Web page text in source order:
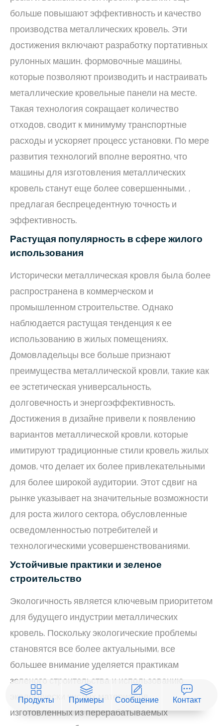
больше повышают эффективность и качество
производства металлических кровель. Эти
достижения включают разработку портативных
рулонных машин. формовочные машины,
которые позволяют производить и настраивать
металлические кровельные панели на месте.
Такая технология сокращает количество
отходов, сводит к минимуму транспортные
расходы и ускоряет процесс установки. По мере
развития технологий вполне вероятно, что
машины для изготовления металлических
кровель станут еще более совершенными. ,
предлагая беспрецедентную точность и
эффективность.
Растущая популярность в сфере жилого
использования
Исторически металлическая кровля была более
распространена в коммерческом и
промышленном строительстве. Однако
наблюдается растущая тенденция к ее
использованию в жилых помещениях.
Домовладельцы все больше признают
преимущества металлической кровли, такие как
ее эстетическая универсальность,
долговечность и энергоэффективность.
Достижения в дизайне привели к появлению
вариантов металлической кровли, которые
имитируют традиционные стили кровель жилых
домов, что делает их более привлекательными
для более широкой аудитории. Этот сдвиг на
рынке указывает на значительные возможности
для роста жилого сектора, обусловленные
осведомленностью потребителей и
технологическими усовершенствованиями.
Устойчивые практики и зеленое
строительство
Экологичность является ключевым приоритетом
для будущего индустрии металлических
кровель. Поскольку экологические проблемы
становятся все более актуальными, все
большее внимание уделяется практикам
зеленого строительства и использованию
экологически чистых материалов,
изготовленных из перерабатываемых
Продукты Примеры Сообщение Контакт